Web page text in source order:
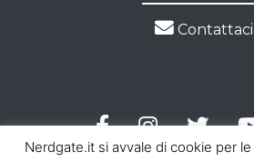
Contattaci
Nerdgate.it si avvale di cookie per